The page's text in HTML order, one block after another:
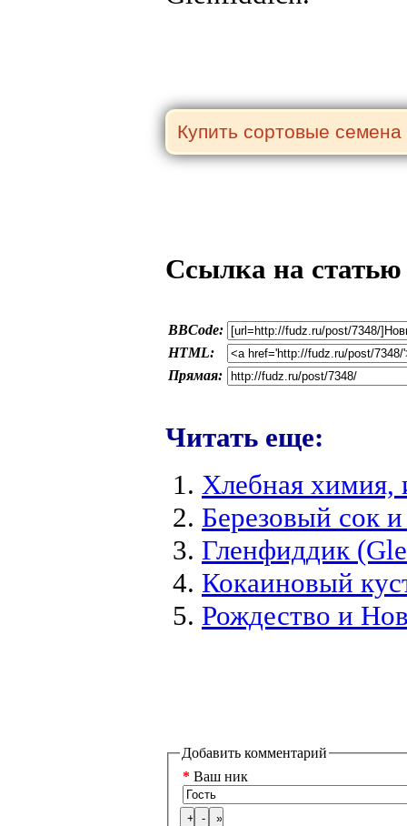
Ссылка на
BBCode:
HTML:
Прямая:
Читать еще:
Хлебная химия,
Березовый сок
Гленфиддик
Кокаиновый
Рождество и
Добавить комментарий
* Ваш ник